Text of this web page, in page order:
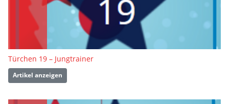
Türchen 19 – Jungtrainer
Artikel anzeigen